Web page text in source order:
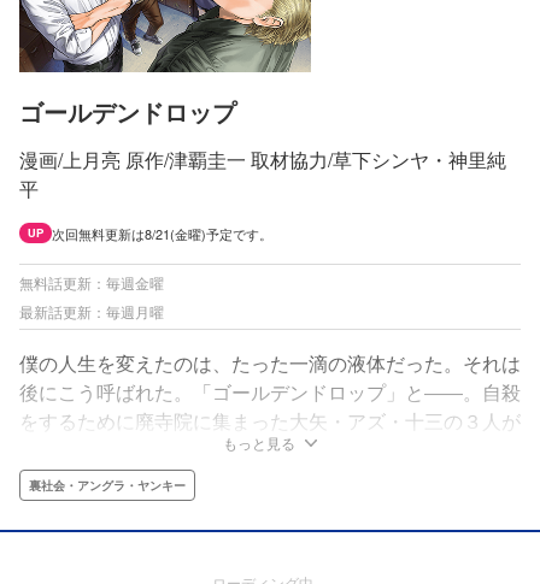
ゴールデンドロップ
漫画/上月亮 原作/津覇圭一 取材協力/草下シンヤ・神里純
平
UP 次回無料更新は8/21(金曜)予定です。
無料話更新：毎週金曜
最新話更新：毎週月曜
僕の人生を変えたのは、たった一滴の液体だった。それは
後にこう呼ばれた。「ゴールデンドロップ」と――。自殺
をするために廃寺院に集まった大矢・アズ・十三の３人が
出会ったのは、謎の男・レイジと大量の覚醒剤だった。
「どうせ死ぬつもりなら、運ぶのとか売るのとか手伝って
くんない？」レイジの一言から、４人の運命は動き始め
る。
もっと見る
裏社会・アングラ・ヤンキー